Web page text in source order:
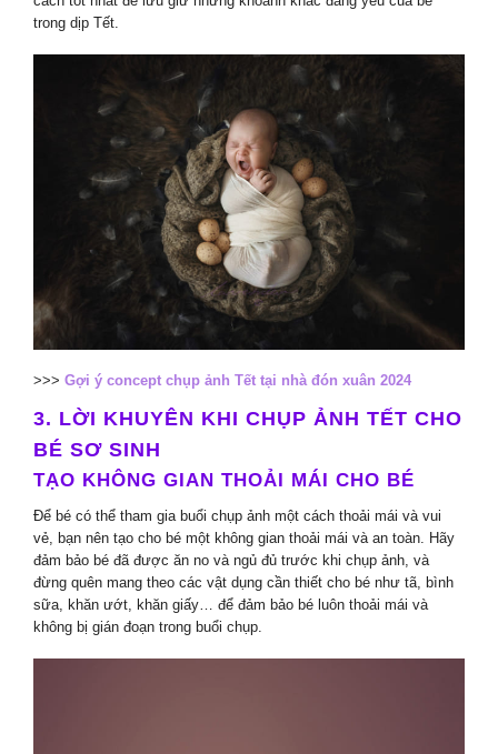
trong dịp Tết.
>>> Gợi ý concept chụp ảnh Tết tại nhà đón xuân 2024
3. LỜI KHUYÊN KHI CHỤP ẢNH TẾT CHO
BÉ SƠ SINH
TẠO KHÔNG GIAN THOẢI MÁI CHO BÉ
Để bé có thể tham gia buổi chụp ảnh một cách thoải mái và vui
vẻ, bạn nên tạo cho bé một không gian thoải mái và an toàn. Hãy
đảm bảo bé đã được ăn no và ngủ đủ trước khi chụp ảnh, và
đừng quên mang theo các vật dụng cần thiết cho bé như tã, bình
sữa, khăn ướt, khăn giấy… để đảm bảo bé luôn thoải mái và
không bị gián đoạn trong buổi chụp.